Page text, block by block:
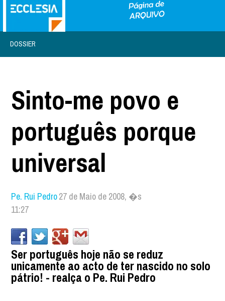
DOSSIER
Sinto-me povo e
português porque
universal
Pe. Rui Pedro27 de Maio de 2008, �s
11:27
Ser português hoje não se reduz
unicamente ao acto de ter nascido no solo
pátrio! - realça o Pe. Rui Pedro